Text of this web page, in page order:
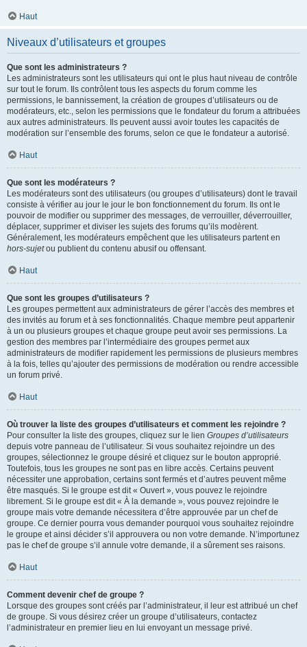
Haut
Niveaux d’utilisateurs et groupes
Que sont les administrateurs ?
Les administrateurs sont les utilisateurs qui ont le plus haut niveau de contrôle
sur tout le forum. Ils contrôlent tous les aspects du forum comme les
permissions, le bannissement, la création de groupes d’utilisateurs ou de
modérateurs, etc., selon les permissions que le fondateur du forum a attribuées
aux autres administrateurs. Ils peuvent aussi avoir toutes les capacités de
modération sur l’ensemble des forums, selon ce que le fondateur a autorisé.
Haut
Que sont les modérateurs ?
Les modérateurs sont des utilisateurs (ou groupes d’utilisateurs) dont le travail
consiste à vérifier au jour le jour le bon fonctionnement du forum. Ils ont le
pouvoir de modifier ou supprimer des messages, de verrouiller, déverrouiller,
déplacer, supprimer et diviser les sujets des forums qu’ils modèrent.
Généralement, les modérateurs empêchent que les utilisateurs partent en
hors-sujetou publient du contenu abusif ou offensant.
Haut
Que sont les groupes d’utilisateurs ?
Les groupes permettent aux administrateurs de gérer l’accès des membres et
des invités au forum et à ses fonctionnalités. Chaque membre peut appartenir
à un ou plusieurs groupes et chaque groupe peut avoir ses permissions. La
gestion des membres par l’intermédiaire des groupes permet aux
administrateurs de modifier rapidement les permissions de plusieurs membres
à la fois, telles qu’ajouter des permissions de modération ou rendre accessible
un forum privé.
Haut
Où trouver la liste des groupes d’utilisateurs et comment les rejoindre ?
Pour consulter la liste des groupes, cliquez sur le lien Groupes d’utilisateurs
depuis votre panneau de l’utilisateur. Si vous souhaitez rejoindre un des
groupes, sélectionnez le groupe désiré et cliquez sur le bouton approprié.
Toutefois, tous les groupes ne sont pas en libre accès. Certains peuvent
nécessiter une approbation, certains sont fermés et d’autres peuvent même
être masqués. Si le groupe est dit « Ouvert », vous pouvez le rejoindre
librement. Si le groupe est dit « À la demande », vous pouvez rejoindre le
groupe mais votre demande nécessitera d’être approuvée par un chef de
groupe. Ce dernier pourra vous demander pourquoi vous souhaitez rejoindre
le groupe et ainsi décider s’il approuvera ou non votre demande. N’importunez
pas le chef de groupe s’il annule votre demande, il a sûrement ses raisons.
Haut
Comment devenir chef de groupe ?
Lorsque des groupes sont créés par l’administrateur, il leur est attribué un chef
de groupe. Si vous désirez créer un groupe d’utilisateurs, contactez
l’administrateur en premier lieu en lui envoyant un message privé.